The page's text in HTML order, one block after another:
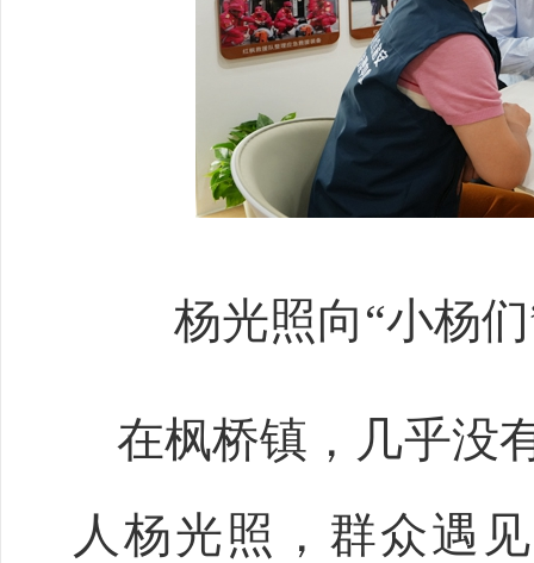
杨光照向“小杨
在枫桥镇，几乎没
人杨光照，群众遇